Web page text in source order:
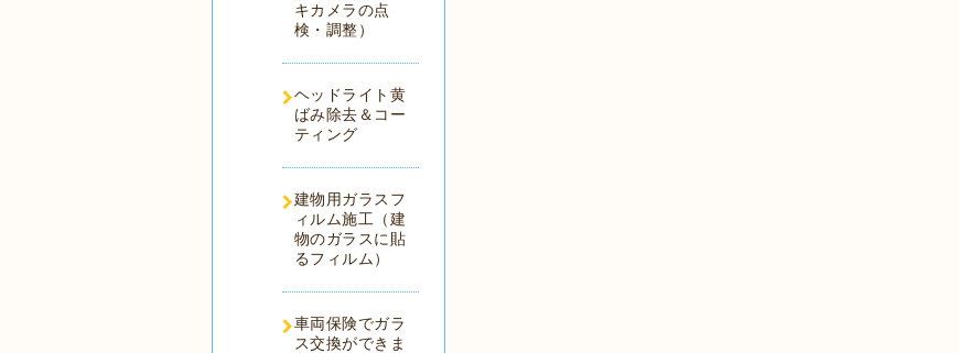
キカメラの点
検・調整）
ヘッドライト黄
ばみ除去＆コー
ティング
建物用ガラスフ
ィルム施工（建
物のガラスに貼
るフィルム）
車両保険でガラ
ス交換ができま